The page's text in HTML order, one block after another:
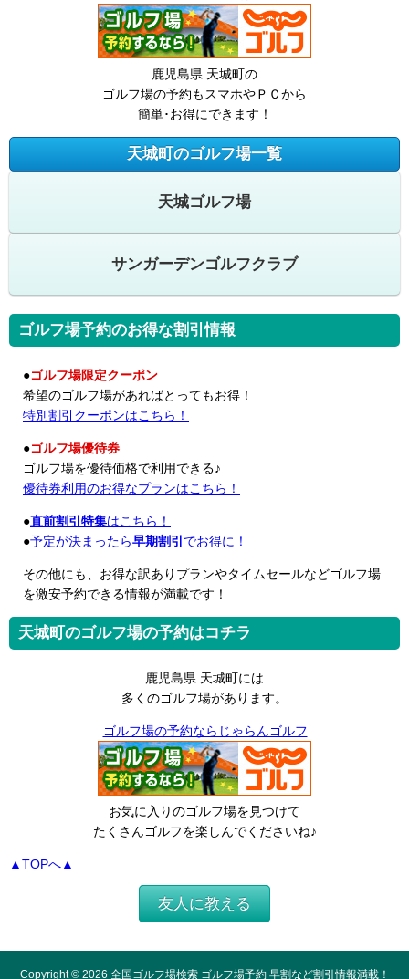
鹿児島県 天城町の
ゴルフ場の予約もスマホやＰＣから
簡単･お得にできます！
天城町のゴルフ場一覧
天城ゴルフ場
サンガーデンゴルフクラブ
ゴルフ場予約のお得な割引情報
●ゴルフ場限定クーポン
希望のゴルフ場があればとってもお得！
特別割引クーポンはこちら！
●ゴルフ場優待券
ゴルフ場を優待価格で利用できる♪
優待券利用のお得なプランはこちら！
●直前割引特集はこちら！
●予定が決まったら早期割引 でお得に！
その他にも、お得な訳ありプランやタイムセールなどゴルフ場
を激安予約できる情報が満載です！
天城町のゴルフ場の予約はコチラ
鹿児島県 天城町には
多くのゴルフ場があります。
ゴルフ場の予約ならじゃらんゴルフ
お気に入りのゴルフ場を見つけて
たくさんゴルフを楽しんでくださいね♪
▲TOPへ▲
友人に教える
Copyright © 2026 全国ゴルフ場検索 ゴルフ場予約 早割など割引情報満載！